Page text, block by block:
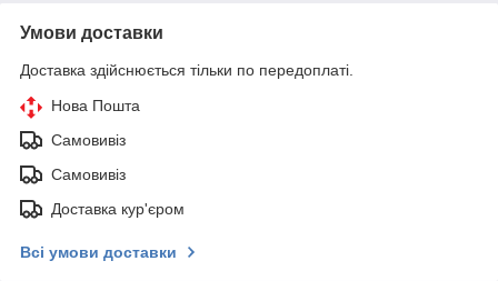
Умови доставки
Доставка здійснюється тільки по передоплаті.
Нова Пошта
Самовивіз
Самовивіз
Доставка кур'єром
Всі умови доставки